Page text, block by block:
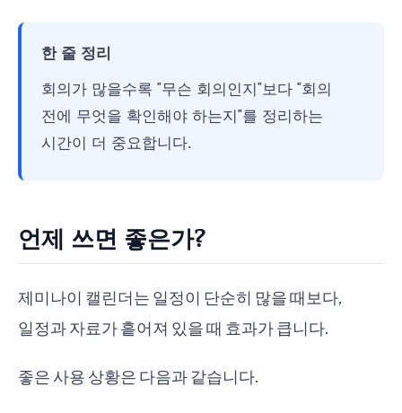
한 줄 정리
회의가 많을수록 "무슨 회의인지"보다 "회의
전에 무엇을 확인해야 하는지"를 정리하는
시간이 더 중요합니다.
언제 쓰면 좋은가?
제미나이 캘린더는 일정이 단순히 많을 때보다,
일정과 자료가 흩어져 있을 때 효과가 큽니다.
좋은 사용 상황은 다음과 같습니다.